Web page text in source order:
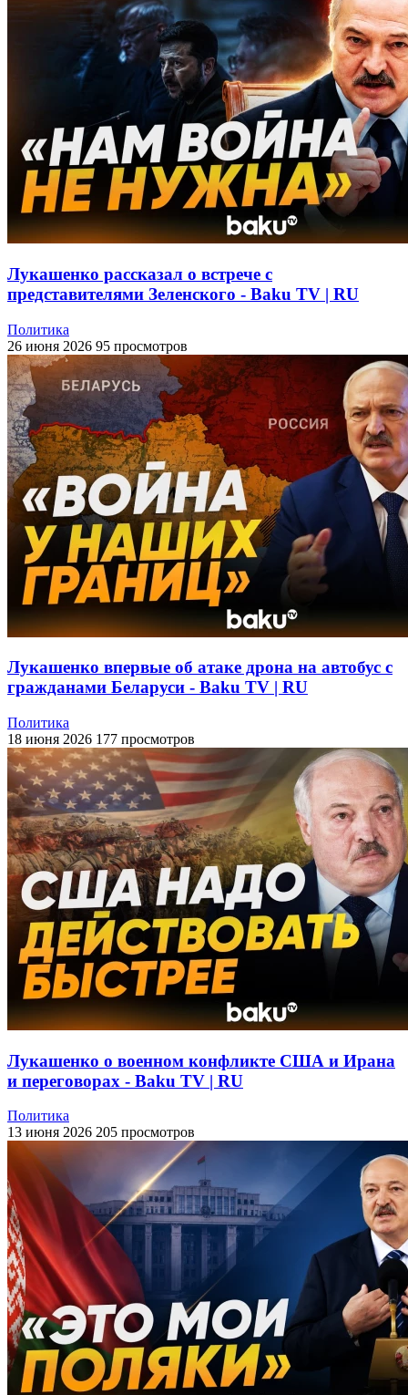
Лукашенко рассказал о встрече с
представителями Зеленского - Baku TV | RU
Политика
26 июня 2026 95 просмотров
Лукашенко впервые об атаке дрона на автобус с
гражданами Беларуси - Baku TV | RU
Политика
18 июня 2026 177 просмотров
Лукашенко о военном конфликте США и Ирана
и переговорах - Baku TV | RU
Политика
13 июня 2026 205 просмотров